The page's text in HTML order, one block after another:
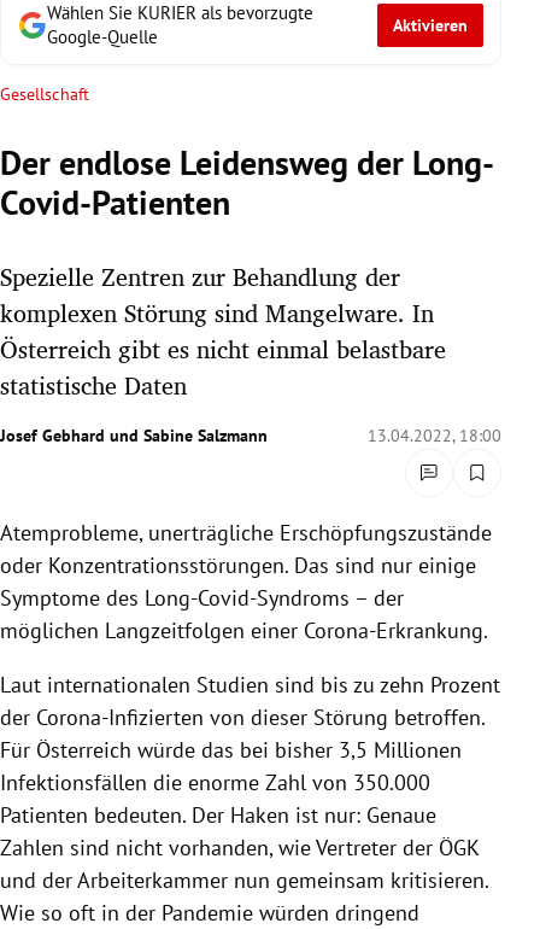
Untermenü
Untermenü
Untermenü
Untermenü
Untermenü
Untermenü
Untermenü
Untermenü
Untermenü
Wählen Sie KURIER als bevorzugte
Google-Quelle
Aktivieren
Gesellschaft
Der endlose Leidensweg der Long-
Covid-Patienten
Spezielle Zentren zur Behandlung der
komplexen Störung sind Mangelware. In
Österreich gibt es nicht einmal belastbare
statistische Daten
Josef Gebhard und Sabine Salzmann 13.04.2022, 18:00
Atemprobleme, unerträgliche Erschöpfungszustände
oder Konzentrationsstörungen. Das sind nur einige
Symptome des Long-Covid-Syndroms – der
möglichen Langzeitfolgen einer Corona-Erkrankung.
Laut internationalen Studien sind bis zu zehn Prozent
der Corona-Infizierten von dieser Störung betroffen.
Für Österreich würde das bei bisher 3,5 Millionen
Infektionsfällen die enorme Zahl von 350.000
Patienten bedeuten. Der Haken ist nur: Genaue
Zahlen sind nicht vorhanden, wie Vertreter der ÖGK
und der Arbeiterkammer nun gemeinsam kritisieren.
Wie so oft in der Pandemie würden dringend